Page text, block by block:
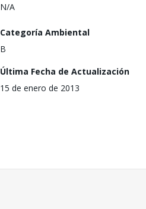
N/A
Categoría Ambiental
B
Última Fecha de Actualización
15 de enero de 2013